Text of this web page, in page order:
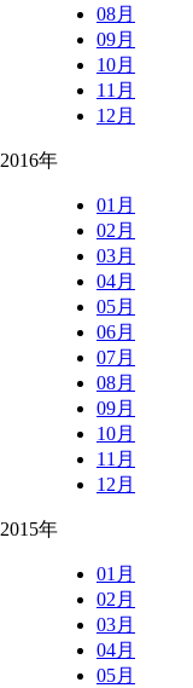
08月
09月
10月
11月
12月
2016年
01月
02月
03月
04月
05月
06月
07月
08月
09月
10月
11月
12月
2015年
01月
02月
03月
04月
05月